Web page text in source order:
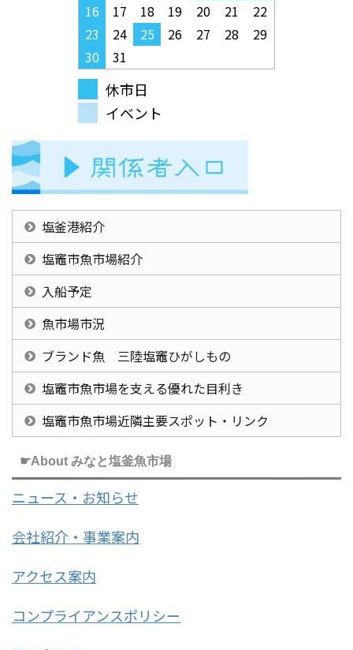
16
17 18 19 20 21
22
23
24 25 26 27 28
29
30
31
休市日
イベント
塩釜港紹介
塩竈市魚市場紹介
入船予定
魚市場市況
ブランド魚 三陸塩竈ひがしもの
塩竈市魚市場を支える優れた目利き
塩竈市魚市場近隣主要スポット・リンク
☛About みなと塩釜魚市場
ニュース・お知らせ
会社紹介・事業案内
アクセス案内
コンプライアンスポリシー